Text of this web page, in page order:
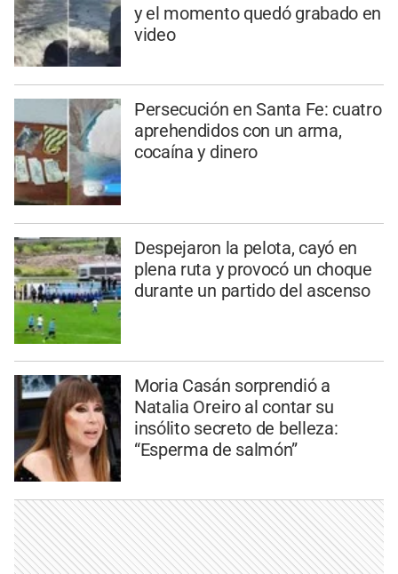
y el momento quedó grabado en
video
Persecución en Santa Fe: cuatro
aprehendidos con un arma,
cocaína y dinero
Despejaron la pelota, cayó en
plena ruta y provocó un choque
durante un partido del ascenso
Moria Casán sorprendió a
Natalia Oreiro al contar su
insólito secreto de belleza:
“Esperma de salmón”